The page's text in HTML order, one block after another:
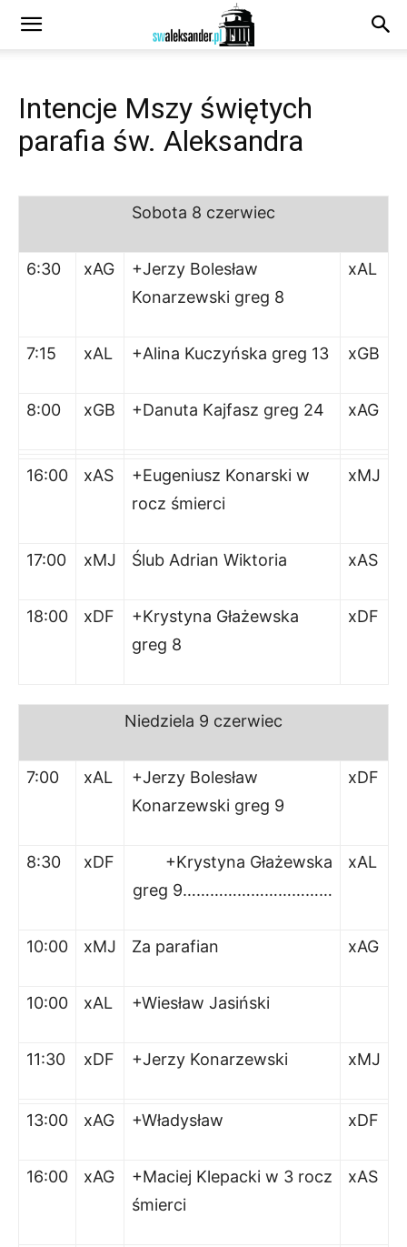
Intencje Mszy świętych
parafia św. Aleksandra
Sobota 8 czerwiec
6:30 xAG
+Jerzy Bolesław
Konarzewski greg 8
xAL
7:15 xAL +Alina Kuczyńska greg 13 xGB
8:00 xGB +Danuta Kajfasz greg 24 xAG
16:00 xAS
+Eugeniusz Konarski w
rocz śmierci
xMJ
17:00 xMJ Ślub Adrian Wiktoria xAS
18:00 xDF
+Krystyna Głażewska
greg 8
xDF
Niedziela 9 czerwiec
7:00 xAL
+Jerzy Bolesław
Konarzewski greg 9
xDF
8:30 xDF
+Krystyna Głażewska
greg 9……………………………
xAL
10:00 xMJ Za parafian xAG
10:00 xAL +Wiesław Jasiński
11:30 xDF +Jerzy Konarzewski xMJ
13:00 xAG +Władysław xDF
16:00 xAG
+Maciej Klepacki w 3 rocz
śmierci
xAS